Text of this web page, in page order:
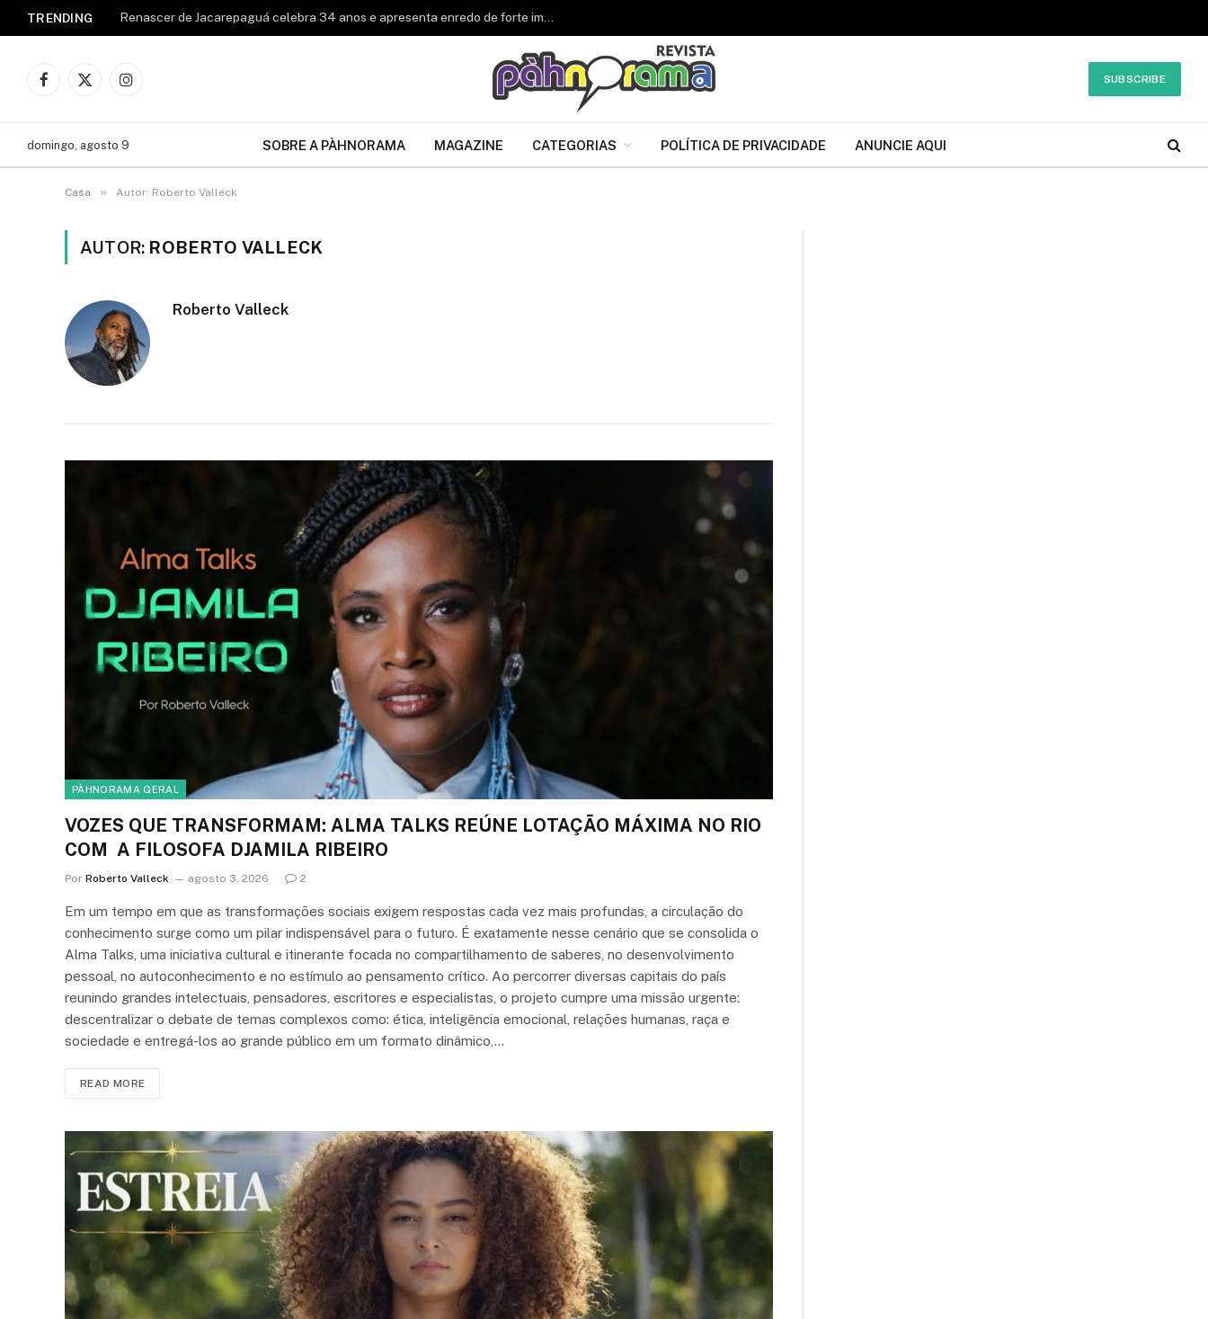
TRENDING Renascer de Jacarepaguá celebra 34 anos e apresenta enredo de forte impacto para o Carnaval 2027
Facebook
X
Instagram
SUBSCRIBE
domingo, agosto 9 SOBRE A PÀHNORAMA MAGAZINE CATEGORIAS POLÍTICA DE PRIVACIDADE ANUNCIE AQUI
Casa » Autor: Roberto Valleck
AUTOR: ROBERTO VALLECK
Roberto Valleck
PÀHNORAMA GERAL
VOZES QUE TRANSFORMAM: ALMA TALKS REÚNE LOTAÇÃO MÁXIMA NO RIO
COM A FILOSOFA DJAMILA RIBEIRO
Por Roberto Valleck agosto 3, 2026 2
Em um tempo em que as transformações sociais exigem respostas cada vez mais profundas, a circulação do
conhecimento surge como um pilar indispensável para o futuro. É exatamente nesse cenário que se consolida o
Alma Talks, uma iniciativa cultural e itinerante focada no compartilhamento de saberes, no desenvolvimento
pessoal, no autoconhecimento e no estímulo ao pensamento crítico. Ao percorrer diversas capitais do país
reunindo grandes intelectuais, pensadores, escritores e especialistas, o projeto cumpre uma missão urgente:
descentralizar o debate de temas complexos como: ética, inteligência emocional, relações humanas, raça e
sociedade e entregá-los ao grande público em um formato dinâmico,…
READ MORE